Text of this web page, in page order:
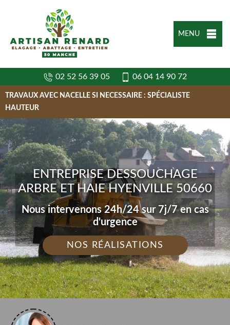
MENU
02 52 56 39 05 06 04 14 90 72
TRAVAUX AVEC NACELLE SI NECESSAIRE : SPÉCIALISTE
HAUTEUR
ENTREPRISE DESSOUCHAGE
ARBRE ET HAIE HYENVILLE 50660
Nous intervenons 24h/24 sur 7j/7 en cas
d'urgence
NOS RÉALISATIONS